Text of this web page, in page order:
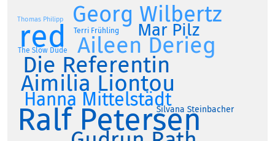
Ralf Petersen
red Aileen Derieg
Aimilia Liontou
Die Referentin
Georg Wilbertz
Hanna Mittelstädt
Mar Pilz
Silvana Steinbacher
Terri Frühling
The Slow Dude
Thomas Philipp